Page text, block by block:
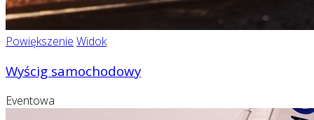
Powiększenie Widok
Wyścig samochodowy
Eventowa